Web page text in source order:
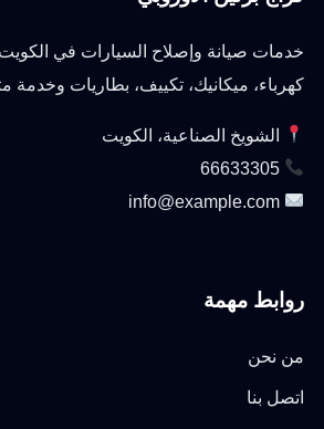
خدمات صيانة وإصلاح السيارات في
كهرباء، ميكانيك، تكييف، بطاريات وخدمة
الشويخ الصناعية، الكويت
66633305
info@example.com
روابط مهمة
من نحن
اتصل بنا